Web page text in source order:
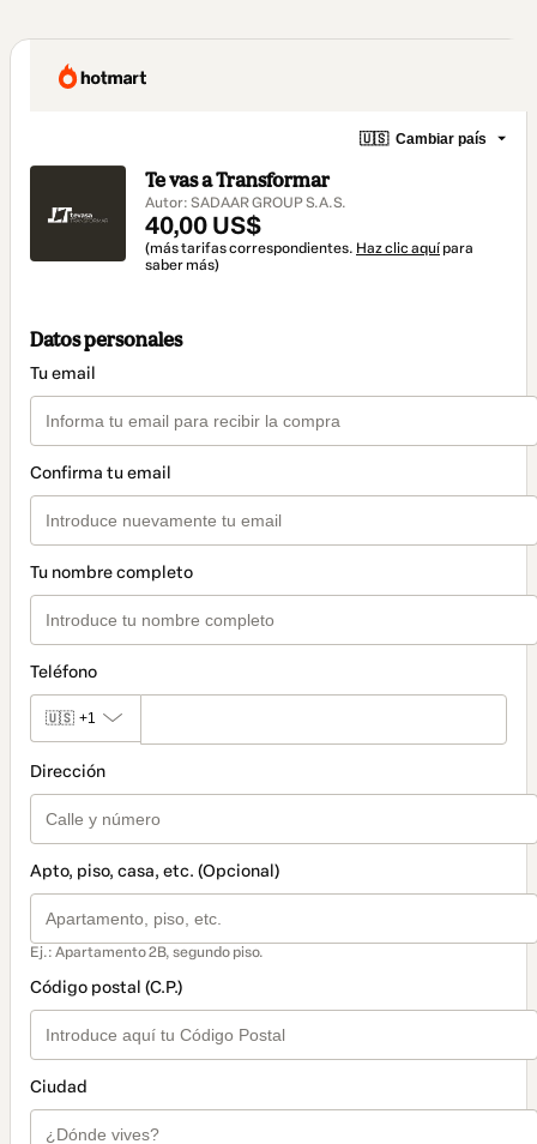
🇺🇸 Cambiar país
Te vas a Transformar
Autor: SADAAR GROUP S.A.S.
40,00 US$
(más tarifas correspondientes. Haz clic aquí para
saber más)
Datos personales
Tu email
Confirma tu email
Tu nombre completo
Teléfono
🇺🇸 +1
Dirección
Apto, piso, casa, etc. (Opcional)
Ej.: Apartamento 2B, segundo piso.
Código postal (C.P.)
Ciudad